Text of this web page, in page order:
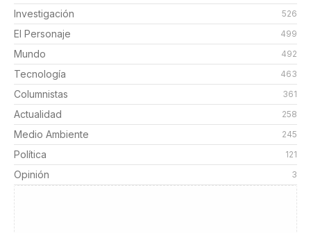
Investigación 526
El Personaje 499
Mundo 492
Tecnología 463
Columnistas 361
Actualidad 258
Medio Ambiente 245
Política 121
Opinión 3